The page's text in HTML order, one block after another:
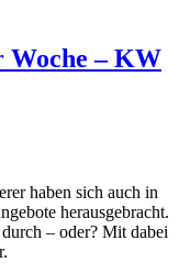
Woche – KW
haben sich auch in
herausgebracht.
– oder? Mit dabei